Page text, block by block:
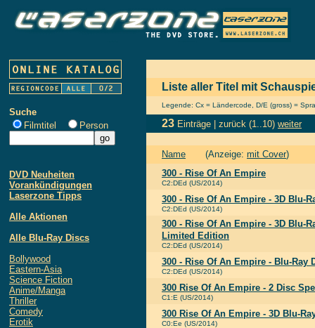
Suche
Filmtitel
Person
DVD Neuheiten
Vorankündigungen
Laserzone Tipps
Alle Aktionen
Alle Blu-Ray Discs
Bollywood
Eastern-Asia
Science Fiction
Anime/Manga
Thriller
Comedy
Erotik
Liste aller Titel mit
Legende: Cx = Ländercode, D/E (gross) =
23 Einträge | zurück (1..10) weiter
Name (Anzeige: mit Cover)
300 - Rise Of An Empire
C2:DEd (US/2014)
300 - Rise Of An Empire - 3D Blu-
C2:DEd (US/2014)
300 - Rise Of An Empire - 3D Blu-
Limited Edition
C2:DEd (US/2014)
300 - Rise Of An Empire - Blu-Ray
C2:DEd (US/2014)
300 Rise Of An Empire - 2 Disc
C1:E (US/2014)
300 Rise Of An Empire - 3D Blu-
C0:Ee (US/2014)